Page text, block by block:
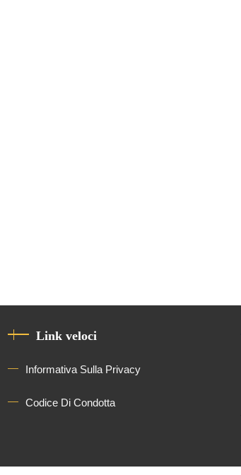
Link veloci
Informativa Sulla Privacy
Codice Di Condotta